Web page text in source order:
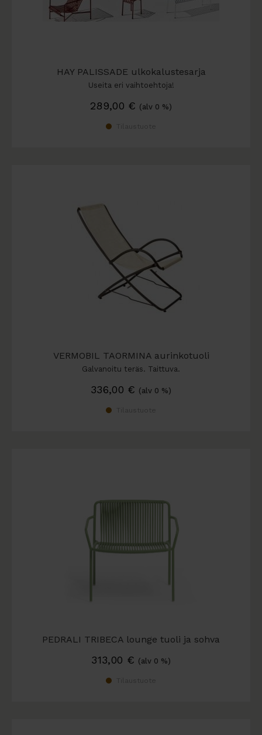
HAY PALISSADE ulkokalustesarja
Useita eri vaihtoehtoja!
289,00 € (alv 0 %)
VERMOBIL TAORMINA aurinkotuoli
Galvanoitu teräs. Taittuva.
336,00 € (alv 0 %)
PEDRALI TRIBECA lounge tuoli ja sohva
313,00 € (alv 0 %)